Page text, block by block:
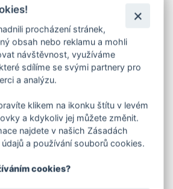
e-shopu vyberte
a šířku brány.
pevnou konstrukcí, kovovými
vzhledem.
vyrobena z pozinkovaných trubek.
OKOna visací zámek. Výplet
Bránu lze otevírat dovnitř i ven. Na
uzamykatelný kolík (šubr)
4000 mm vyrábíme se
ø 89/3 mm.
procházení stránek,
obsah nebo reklamu a mohli
návštěvnost, využíváme
sdílíme se svými partnery pro
a analýzu.
klikem na ikonku štítu v levém
a kdykoliv jej můžete změnit.
najdete v našich Zásadách
a používání souborů cookies.
cookies?